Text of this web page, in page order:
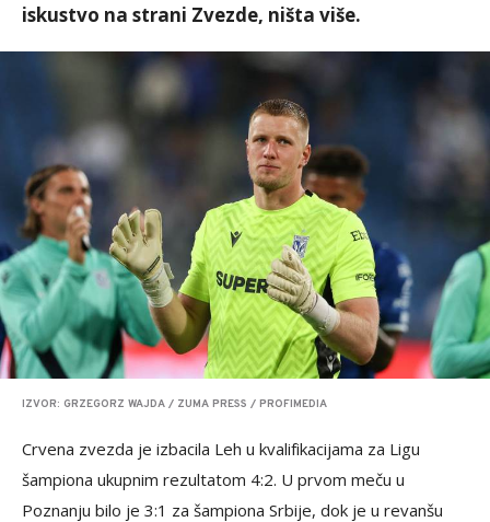
iskustvo na strani Zvezde, ništa više.
IZVOR: GRZEGORZ WAJDA / ZUMA PRESS / PROFIMEDIA
Crvena zvezda je izbacila Leh u kvalifikacijama za Ligu
šampiona ukupnim rezultatom 4:2. U prvom meču u
Poznanju bilo je 3:1 za šampiona Srbije, dok je u revanšu